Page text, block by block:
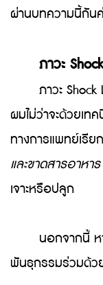
ผ่านบทความนี้กัน
ภาวะ
ภาวะ Shock
ผมไม่ว่าจะด้วยเท
ทางการแพทย์เรีย
และขาดสารอาหา
เจาะหรือปลูก
นอกจากนี้ หา
พันธุกรรมร่วมด้ว